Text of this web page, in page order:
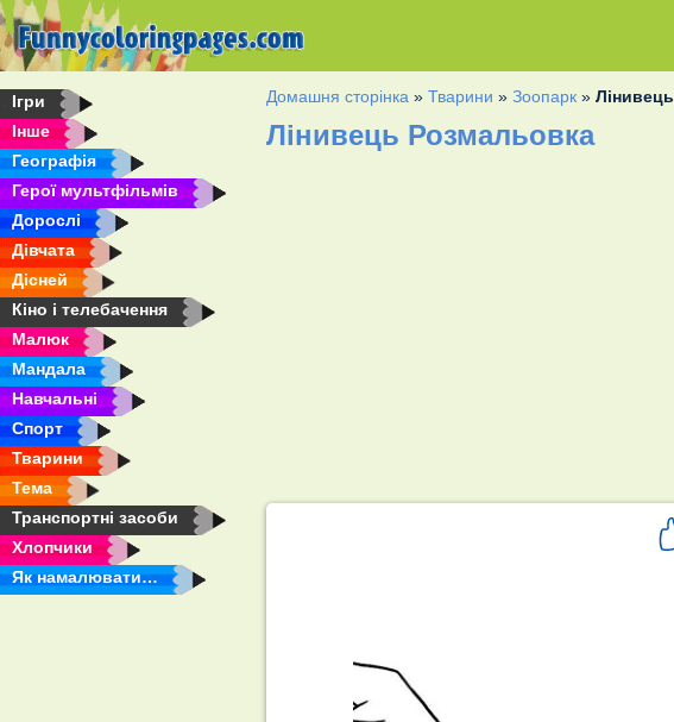
Ігри
Інше
Географія
Герої мультфільмів
Дорослі
Дівчата
Дісней
Кіно і телебачення
Малюк
Мандала
Навчальні
Спорт
Тварини
Тема
Транспортні засоби
Хлопчики
Як намалювати…
Домашня сторінка »Тварини »Зоопарк »Лінивець
Лінивець Розмальовка